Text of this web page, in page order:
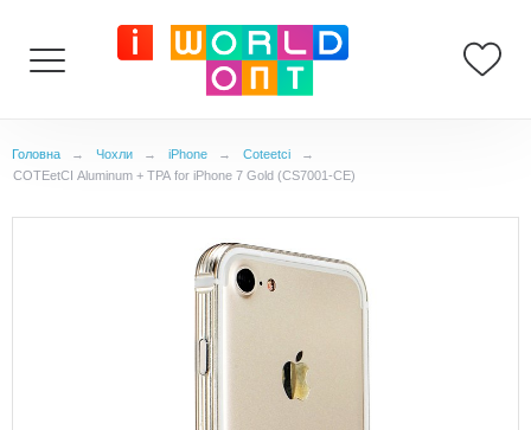
Головна → Чохли → iPhone → Coteetci
→
COTEetCI Aluminum + TPA for iPhone 7 Gold (CS7001-CE)